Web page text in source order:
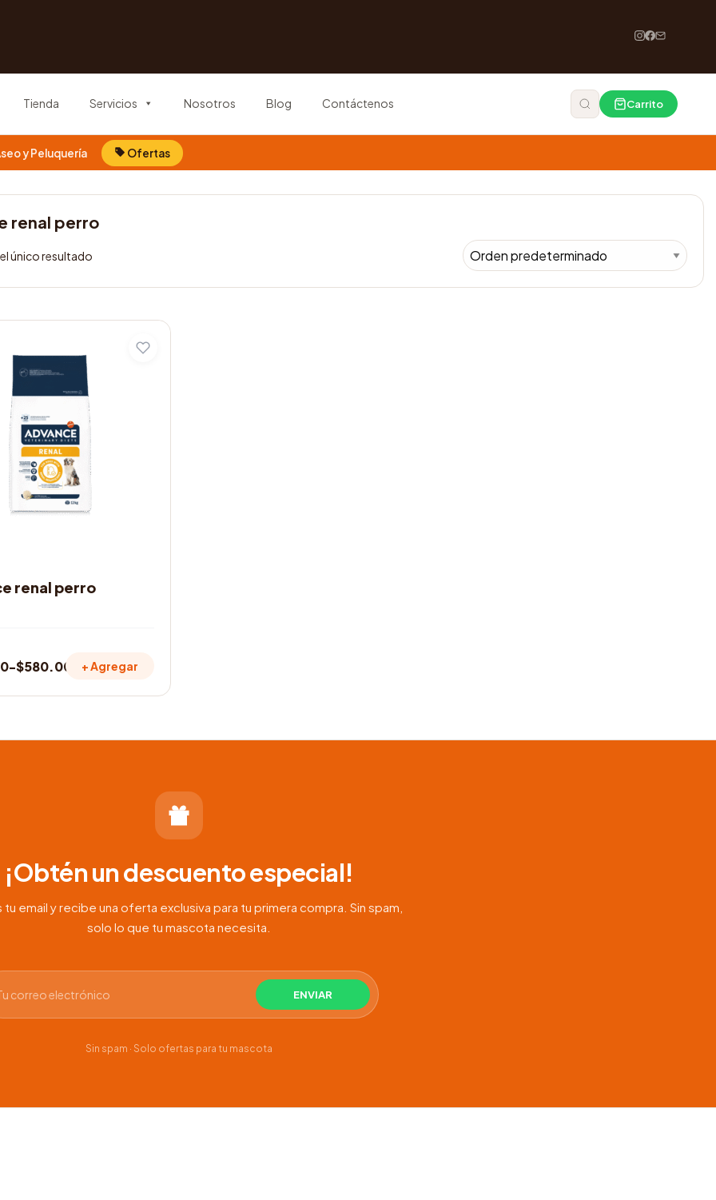
Tienda Servicios Nosotros Blog Contáctenos Carrito
y Peluquería Ofertas
renal perro
único resultado
renal perro
-$580.000 + Agregar
¡Obtén un descuento especial!
tu email y recibe una oferta exclusiva para tu primera compra. Sin spam,
solo lo que tu mascota necesita.
Sin spam · Solo ofertas para tu mascota